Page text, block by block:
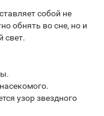
собой не
обнять во сне, но и
свет.
узор звездного